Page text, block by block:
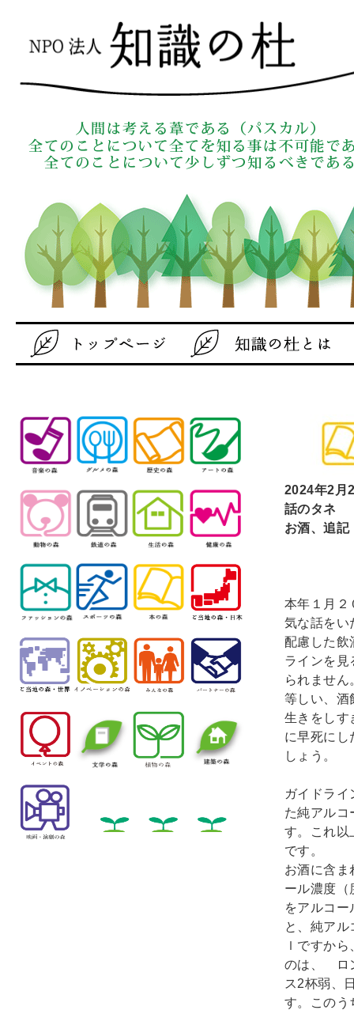
2024年2月
話のタネ
お酒、追記
本年１月２
気な話をい
配慮した飲
ラインを見
られませ
等しい、酒
生きをしす
に早死にし
しょう。
ガイドラ
た純アルコ
す。これ以
です。
お酒に含ま
ール濃度（
をアルコ
と、純ア
ｌですか
のは、 ロ
ス2杯弱、
す。このう